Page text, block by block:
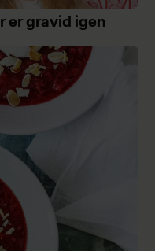
er gravid igen